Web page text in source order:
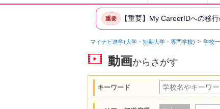
重要 【重要】My CareerIDへの移
マイナビ進学(大学・短期大学・専門学校) 学校
動画からさがす
キーワード